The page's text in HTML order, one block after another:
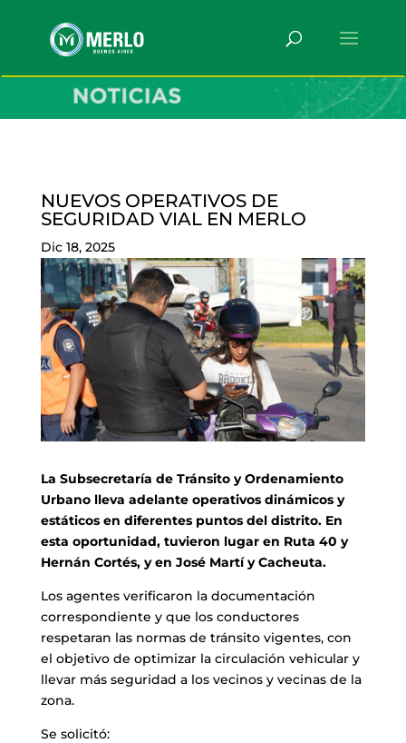
NUEVOS OPERATIVOS DE
SEGURIDAD VIAL EN MERLO
Dic 18, 2025
La Subsecretaría de Tránsito y Ordenamiento
Urbano lleva adelante operativos dinámicos y
estáticos en diferentes puntos del distrito. En
esta oportunidad, tuvieron lugar en Ruta 40 y
Hernán Cortés, y en José Martí y Cacheuta.
Los agentes verificaron la documentación
correspondiente y que los conductores
respetaran las normas de tránsito vigentes, con
el objetivo de optimizar la circulación vehicular y
llevar más seguridad a los vecinos y vecinas de la
zona.
Se solicitó: